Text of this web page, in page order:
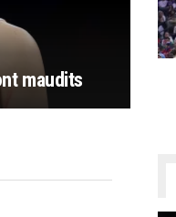
maudits